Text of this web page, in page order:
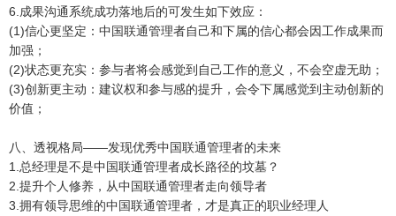
6.成果沟通系统成功落地后的可发生如下效应：
(1)信心更坚定：中国联通管理者自己和下属的信心都会因工作成果而
加强；
(2)状态更充实：参与者将会感觉到自己工作的意义，不会空虚无助；
(3)创新更主动：建议权和参与感的提升，会令下属感觉到主动创新的
价值；
八、透视格局——发现优秀中国联通管理者的未来
1.总经理是不是中国联通管理者成长路径的坟墓？
2.提升个人修养，从中国联通管理者走向领导者
3.拥有领导思维的中国联通管理者，才是真正的职业经理人